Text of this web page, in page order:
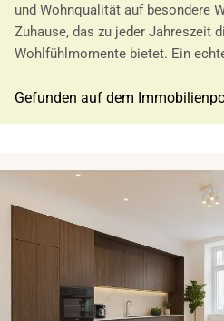
und Wohnqualität auf besondere
Zuhause, das zu jeder Jahreszeit
Wohlfühlmomente bietet. Ein
Gefunden auf dem